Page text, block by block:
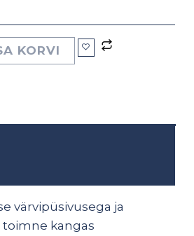
KORVI
värvipüsivusega ja
toimne kangas